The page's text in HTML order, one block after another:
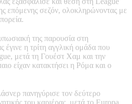
επόμενης σεζόν, ολοκληρώνοντας με
της παρουσία στη
η τρίτη αγγλική ομάδα που
μετά τη Γουέστ Χαμ και την
είχαν κατακτήσει η Ρόμα και ο
πανηγύρισε τον δεύτερο
του καριέρας, μετά το Europa